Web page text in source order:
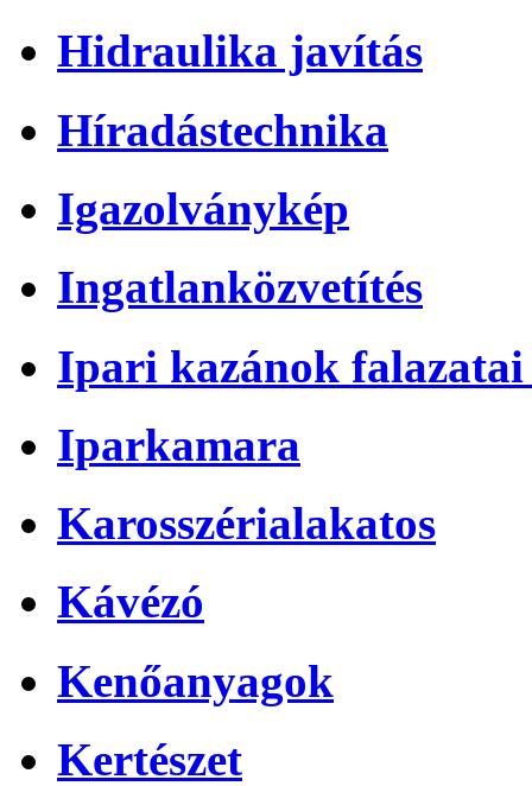
Hidraulika javítás
Híradástechnika
Igazolványkép
Ingatlanközvetítés
Ipari kazánok falazatai
Iparkamara
Karosszérialakatos
Kávézó
Kenőanyagok
Kertészet